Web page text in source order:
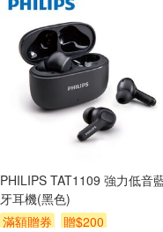
PHILIPS TAT1109 強力低音
牙耳機(黑色)
滿額贈券
贈$200